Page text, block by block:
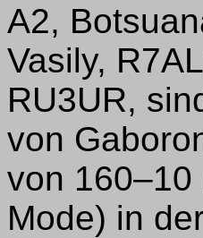
A2,
Vasily,
RU3UR,
von
von 160–10
Mode) in